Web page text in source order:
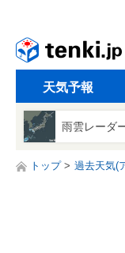
天気予報
雨雲レーダ
トップ 過去天気(